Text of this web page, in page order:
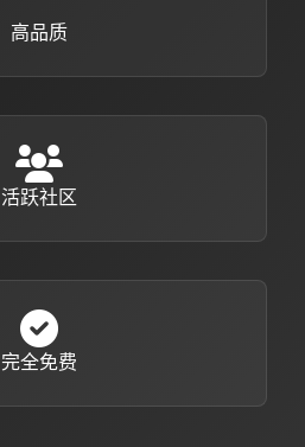
高品质
活跃社区
完全免费